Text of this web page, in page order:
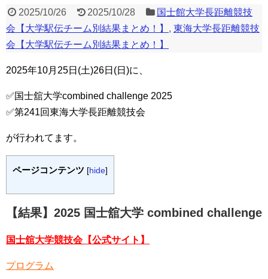
2025/10/26 2025/10/28
国士館大学長距離競技
会【大学駅伝チーム別結果まとめ！】 , 東海大学長距離競技
会【大学駅伝チーム別結果まとめ！】
2025年10月25日(土)26日(日)に、
✅国士舘大学combined challenge 2025
✅第241回東海大学長距離競技会
が行われてます。
ページコンテンツ [hide]
【結果】2025 国士舘大学 combined challenge
国士舘大学競技会【公式サイト】
プログラム